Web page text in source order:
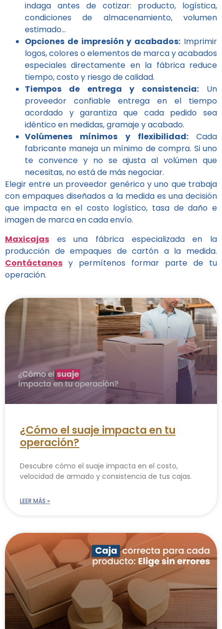
indaga antes de cotizar: producto, logística,
condiciones de almacenamiento, volumen
estimado…
Opciones de impresión y acabados: Imprimir
logos, colores o elementos de marca y acabados
especiales directamente en la fábrica reduce
tiempo, costo y riesgo de calidad.
Tiempos de entrega y consistencia: Un
proveedor confiable entrega en el tiempo
acordado y garantiza que cada pedido sea
idéntico en medidas, gramaje y acabado.
Volúmenes mínimos y flexibilidad:Cada
fabricante maneja un mínimo de compra. Si uno
te convence y no se ajusta al volúmen que
necesitas, no está de más negociar.
Elegir entre un proveedor genérico y uno que trabaja
con empaques diseñados a la medida es una decisión
que impacta en el costo logístico, tasa de daño e
imagen de marca en cada envío.
Maxicajas es una fábrica especializada en la
producción de empaques de cartón a la medida.
Contáctanos y permítenos formar parte de tu
operación.
¿Cómo el suaje impacta en tu
operación?
Descubre cómo el suaje impacta en el costo,
velocidad de armado y consistencia de tus cajas.
LEER MÁS »